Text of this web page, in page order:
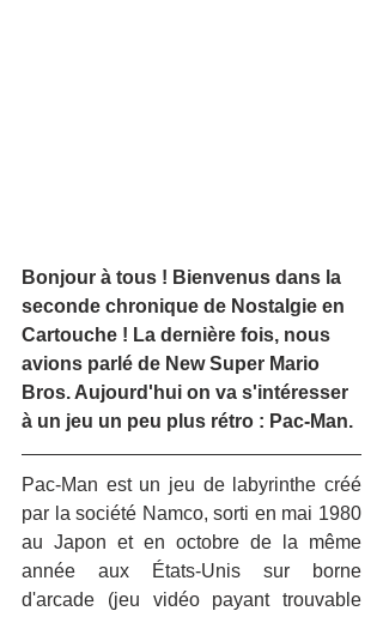
Bonjour à tous ! Bienvenus dans la
seconde chronique de Nostalgie en
Cartouche ! La dernière fois, nous
avions parlé de New Super Mario
Bros. Aujourd'hui on va s'intéresser
à un jeu un peu plus rétro : Pac-Man.
Pac-Man est un jeu de labyrinthe créé
par la société Namco, sorti en mai 1980
au Japon et en octobre de la même
année aux États-Unis sur borne
d'arcade (jeu vidéo payant trouvable